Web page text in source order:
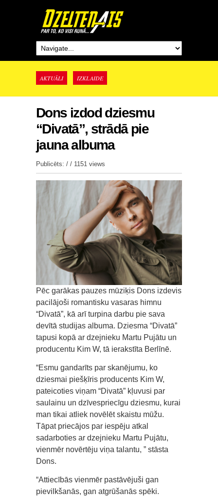
AKTUĀLI IZKLAIDE
Dons izdod dziesmu
“Divatā”, strādā pie
jauna albuma
Publicēts: / / 1151 views
Pēc garākas pauzes mūziķis Dons izdevis
pacilājoši romantisku vasaras himnu
“Divatā”, kā arī turpina darbu pie sava
devītā studijas albuma. Dziesma “Divatā”
tapusi kopā ar dzejnieku Martu Pujātu un
producentu Kim W, tā ierakstīta Berlīnē.
“Esmu gandarīts par skanējumu, ko
dziesmai piešķīris producents Kim W,
pateicoties viņam “Divatā” kļuvusi par
saulainu un dzīvespriecīgu dziesmu, kurai
man tikai atliek novēlēt skaistu mūžu.
Tāpat priecājos par iespēju atkal
sadarboties ar dzejnieku Martu Pujātu,
vienmēr novērtēju viņa talantu, ” stāsta
Dons.
“Attiecībās vienmēr pastāvējuši gan
pievilkšanās, gan atgrūšanās spēki.